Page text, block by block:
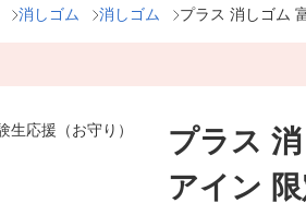
消しゴム 消しゴム プラス 消しゴム
プラス
アイン